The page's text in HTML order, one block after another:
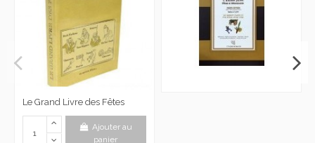
Le Grand Livre des Fêtes
Ajouter au
panier